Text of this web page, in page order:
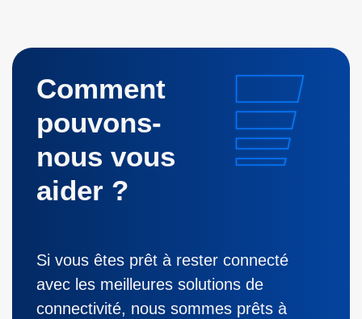
Comment
pouvons-
nous vous
aider ?
Si vous êtes prêt à rester connecté
avec les meilleures solutions de
connectivité, nous sommes prêts à